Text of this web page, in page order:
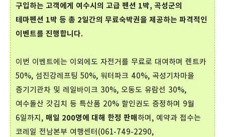
구입하는 고객에게 여수시의 고급 펜션 1박, 곡성군의
테마펜션 1박 등 총 2일간의 무료숙박권을 제공하는 파격적인
이벤트를 진행합니다.
이번 이벤트에는 이외에도 자전거를 무료로 대여하며 렌트카
50%, 섬진강레프팅 50%, 워터파크 40%, 곡성기차마을
증기기관차 및 레일바이크 30%, 오동도 유람선 30%,
여수돌산 갓김치 등 특산품 20% 할인권도 증정하며 9월
6일까지, 매일 200명에 대해 한정 판매하며, 예약과 접수는
코레일 전남본부 여행센터(061-749-2290,